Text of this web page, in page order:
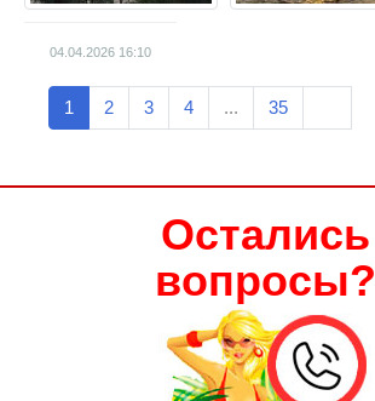
04.04.2026 16:10
1 2 3 4 ... 35
Остались
вопросы?